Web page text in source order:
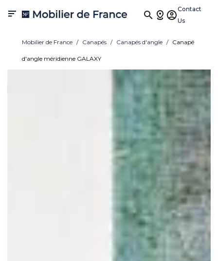

Contact
Us
Mobilier de France Canapés Canapés d'angle Canapé
d'angle méridienne GALAXY